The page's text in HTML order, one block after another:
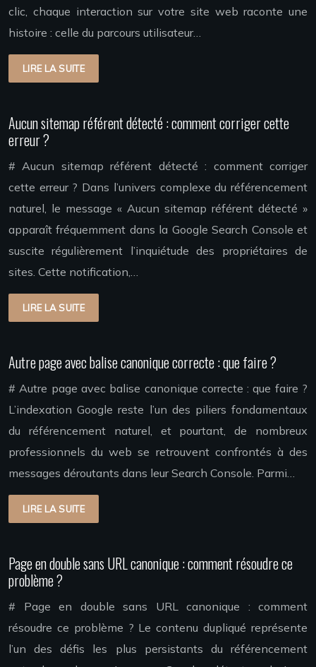
clic, chaque interaction sur votre site web raconte une
histoire : celle du parcours utilisateur…
LIRE LA SUITE
Aucun sitemap référent détecté : comment corriger cette
erreur ?
# Aucun sitemap référent détecté : comment corriger
cette erreur ? Dans l’univers complexe du référencement
naturel, le message « Aucun sitemap référent détecté »
apparaît fréquemment dans la Google Search Console et
suscite régulièrement l’inquiétude des propriétaires de
sites. Cette notification,…
LIRE LA SUITE
Autre page avec balise canonique correcte : que faire ?
# Autre page avec balise canonique correcte : que faire ?
L’indexation Google reste l’un des piliers fondamentaux
du référencement naturel, et pourtant, de nombreux
professionnels du web se retrouvent confrontés à des
messages déroutants dans leur Search Console. Parmi…
LIRE LA SUITE
Page en double sans URL canonique : comment résoudre ce
problème ?
# Page en double sans URL canonique : comment
résoudre ce problème ? Le contenu dupliqué représente
l’un des défis les plus persistants du référencement